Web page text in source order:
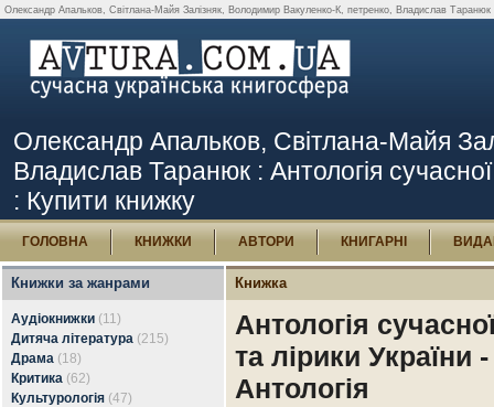
Олександр Апальков, Світлана-Майя Залізняк, Володимир Вакуленко-К, петренко, Владислав Таранюк
Олександр Апальков, Світлана-Майя
Владислав Таранюк : Антологія
: Купити книжку
ГОЛОВНА КНИЖКИ АВТОРИ КНИГАРНІ
Книжки за жанрами
Аудіокнижки (11)
Дитяча література (215)
Драма (18)
Критика (62)
Культурологія (47)
Книжка
Антологія
та лірики України
Антологія